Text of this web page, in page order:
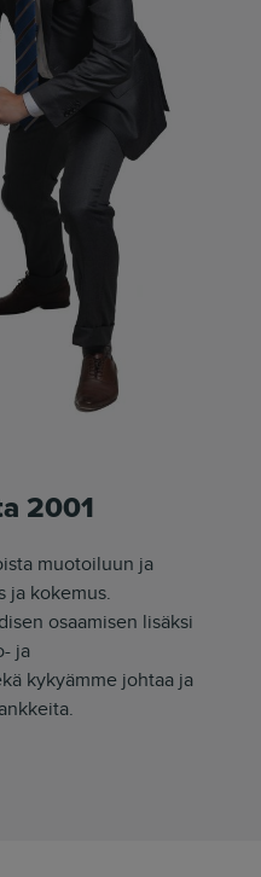
2001
muotoiluun ja
ja kokemus.
osaamisen lisäksi
ja
kykyämme johtaa ja